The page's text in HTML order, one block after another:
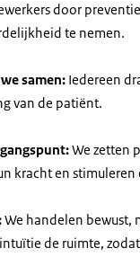
door
te nemen.
samen: Iedereen
van de patiënt.
We zetten
kracht en stimuleren
We handelen bewust,
de ruimte,